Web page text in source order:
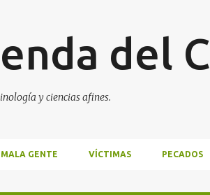
del
y ciencias afines.
MALA GENTE VÍCTIMAS PECADOS